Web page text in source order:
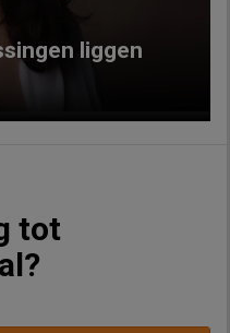
liggen
tot